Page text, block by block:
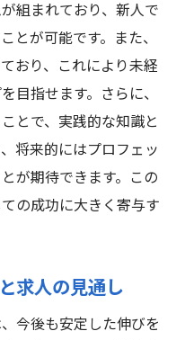
組まれており、新人で
とが可能です。また、
おり、これにより未経
目指せます。さらに、
とで、実践的な知識と
将来的にはプロフェッ
が期待できます。この
の成功に大きく寄与す
求人の見通し
今後も安定した伸びを